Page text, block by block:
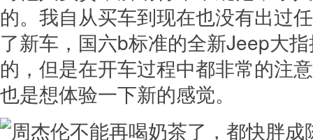
的。我自从买车到现在也没有出过
了新车，国六b标准的全新Jeep大
的，但是在开车过程中都非常的注
也是想体验一下新的感觉。